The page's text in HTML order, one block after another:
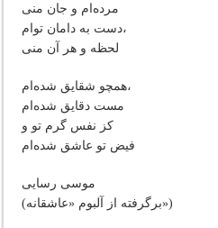
مرده‌ام و جان منی
دست به دامان توام،
لحظه و هر آن منی
همچو شقایق شده‌ام،
مست دقایق شده‌ام
کز نفس گرم تو و
فیض تو عاشق شده‌ام
موسی رسایی
(برگرفته از آلبوم «عاشقانه»)